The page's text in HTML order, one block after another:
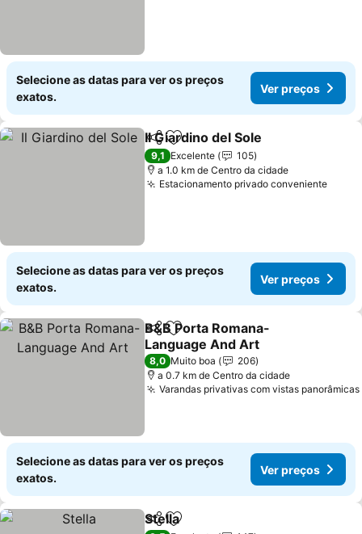
Selecione as datas para ver os preços
exatos.
Ver preços
PartilharAdicionar aos favoritos
Il Giardino del Sole
9,1 Excelente
105
a 1.0 km de Centro da cidade
Estacionamento privado convenienteVer
Selecione as datas para ver os preços
exatos.
Ver preços
PartilharAdicionar aos favoritos
B&B Porta Romana-
Language And Art
Ver preços
8,0 Muito boa
206
a 0.7 km de Centro da cidade
Varandas privativas com vistas panorâmicas
Selecione as datas para ver os preços
exatos.
Ver preços
PartilharAdicionar aos favoritos
Stella